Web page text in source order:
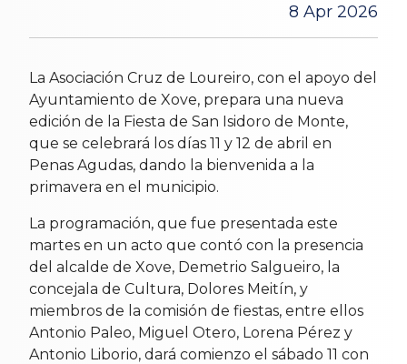
8 Apr 2026
La Asociación Cruz de Loureiro, con el apoyo del
Ayuntamiento de Xove, prepara una nueva
edición de la Fiesta de San Isidoro de Monte,
que se celebrará los días 11 y 12 de abril en
Penas Agudas, dando la bienvenida a la
primavera en el municipio.
La programación, que fue presentada este
martes en un acto que contó con la presencia
del alcalde de Xove, Demetrio Salgueiro, la
concejala de Cultura, Dolores Meitín, y
miembros de la comisión de fiestas, entre ellos
Antonio Paleo, Miguel Otero, Lorena Pérez y
Antonio Liborio, dará comienzo el sábado 11 con